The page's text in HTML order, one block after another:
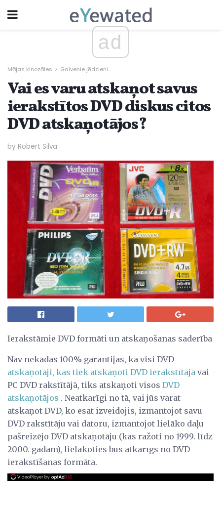
ad
Mājas kinozāles Galvenie jēdzieni
Vai es varu atskaņot savus
ierakstītos DVD diskus citos
DVD atskaņotājos?
by Robert Silva
Ierakstāmie DVD formāti un atskaņošanas saderība
Nav nekādas 100% garantijas, ka visi DVD
atskaņotāji, kas tiek atskaņoti DVD ierakstītājā vai
PC DVD rakstītājā, tiks atskaņoti visos DVD
atskaņotājos . Neatkarīgi no tā, vai jūs varat
atskaņot DVD, ko esat izveidojis, izmantojot savu
DVD rakstītāju vai datoru, izmantojot lielāko daļu
pašreizējo DVD atskaņotāju (kas ražoti no 1999. līdz
2000. gadam), lielākoties būs atkarīgs no DVD
ierakstīšanas formāta.